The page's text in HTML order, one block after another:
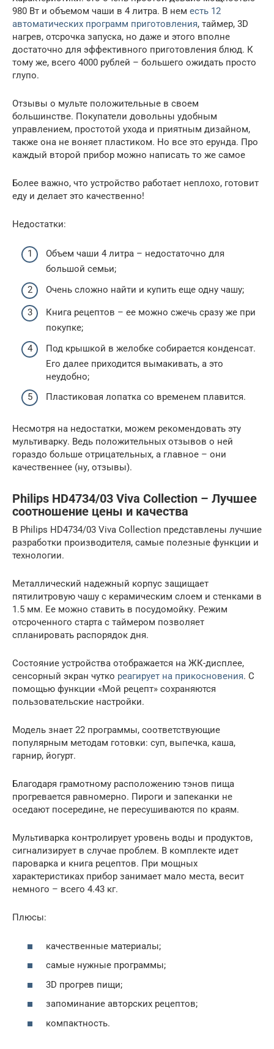
980 Вт и объемом чаши в 4 литра. В нем есть 12
автоматических программ приготовления, таймер, 3D
нагрев, отсрочка запуска, но даже и этого вполне
достаточно для эффективного приготовления блюд. К
тому же, всего 4000 рублей – большего ожидать просто
глупо.
Отзывы о мульте положительные в своем
большинстве. Покупатели довольны удобным
управлением, простотой ухода и приятным дизайном,
также она не воняет пластиком. Но все это ерунда. Про
каждый второй прибор можно написать то же самое
Более важно, что устройство работает неплохо, готовит
еду и делает это качественно!
Недостатки:
Объем чаши 4 литра – недостаточно для
большой семьи;
Очень сложно найти и купить еще одну чашу;
Книга рецептов – ее можно сжечь сразу же при
покупке;
Под крышкой в желобке собирается конденсат.
Его далее приходится вымакивать, а это
неудобно;
Пластиковая лопатка со временем плавится.
Несмотря на недостатки, можем рекомендовать эту
мультиварку. Ведь положительных отзывов о ней
гораздо больше отрицательных, а главное – они
качественнее (ну, отзывы).
Philips HD4734/03 Viva Collection – Лучшее
соотношение цены и качества
В Philips HD4734/03 Viva Collection представлены лучшие
разработки производителя, самые полезные функции и
технологии.
Металлический надежный корпус защищает
пятилитровую чашу с керамическим слоем и стенками в
1.5 мм. Ее можно ставить в посудомойку. Режим
отсроченного старта с таймером позволяет
спланировать распорядок дня.
Состояние устройства отображается на ЖК-дисплее,
сенсорный экран чутко реагирует на прикосновения. С
помощью функции «Мой рецепт» сохраняются
пользовательские настройки.
Модель знает 22 программы, соответствующие
популярным методам готовки: суп, выпечка, каша,
гарнир, йогурт.
Благодаря грамотному расположению тэнов пища
прогревается равномерно. Пироги и запеканки не
оседают посередине, не пересушиваются по краям.
Мультиварка контролирует уровень воды и продуктов,
сигнализирует в случае проблем. В комплекте идет
пароварка и книга рецептов. При мощных
характеристиках прибор занимает мало места, весит
немного – всего 4.43 кг.
Плюсы:
качественные материалы;
самые нужные программы;
3D прогрев пищи;
запоминание авторских рецептов;
компактность.